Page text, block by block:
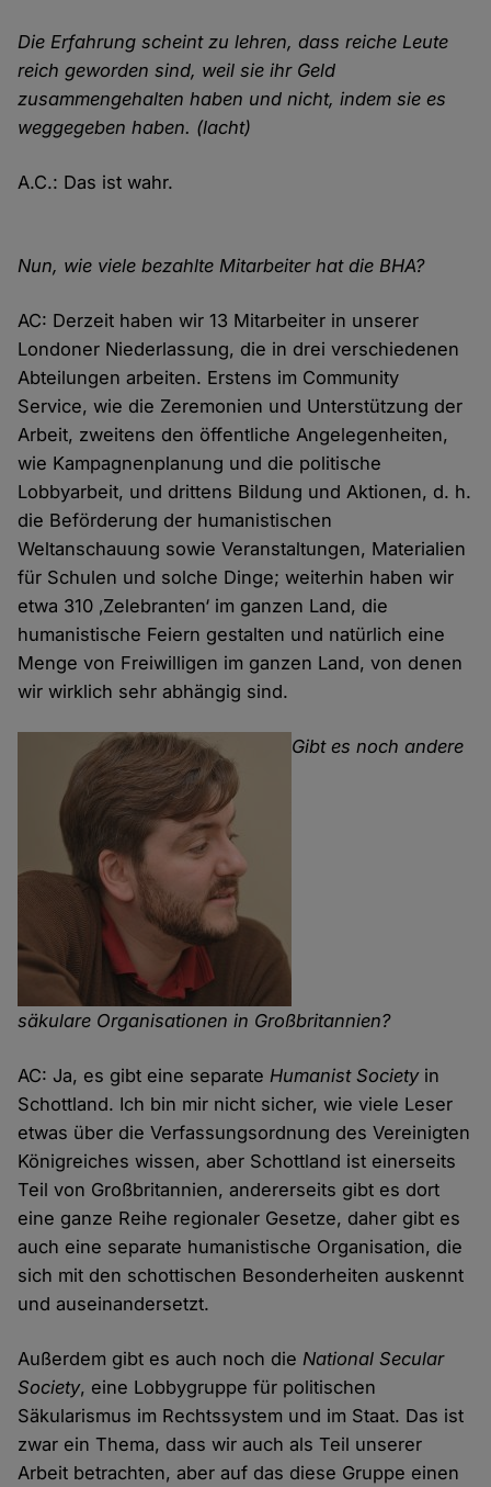
Die Erfahrung scheint zu lehren, dass reiche Leute
reich geworden sind, weil sie ihr Geld
zusammengehalten haben und nicht, indem sie es
weggegeben haben. (lacht)
A.C.: Das ist wahr.
Nun, wie viele bezahlte Mitarbeiter hat die BHA?
AC: Derzeit haben wir 13 Mitarbeiter in unserer
Londoner Niederlassung, die in drei verschiedenen
Abteilungen arbeiten. Erstens im Community
Service, wie die Zeremonien und Unterstützung der
Arbeit, zweitens den öffentliche Angelegenheiten,
wie Kampagnenplanung und die politische
Lobbyarbeit, und drittens Bildung und Aktionen, d. h.
die Beförderung der humanistischen
Weltanschauung sowie Veranstaltungen, Materialien
für Schulen und solche Dinge; weiterhin haben wir
etwa 310 ‚Zelebranten‘ im ganzen Land, die
humanistische Feiern gestalten und natürlich eine
Menge von Freiwilligen im ganzen Land, von denen
wir wirklich sehr abhängig sind.
Gibt es noch andere
säkulare Organisationen in Großbritannien?
AC: Ja, es gibt eine separateHumanist Societyin
Schottland. Ich bin mir nicht sicher, wie viele Leser
etwas über die Verfassungsordnung des Vereinigten
Königreiches wissen, aber Schottland ist einerseits
Teil von Großbritannien, andererseits gibt es dort
eine ganze Reihe regionaler Gesetze, daher gibt es
auch eine separate humanistische Organisation, die
sich mit den schottischen Besonderheiten auskennt
und auseinandersetzt.
Außerdem gibt es auch noch dieNational Secular
Society, eine Lobbygruppe für politischen
Säkularismus im Rechtssystem und im Staat. Das ist
zwar ein Thema, dass wir auch als Teil unserer
Arbeit betrachten, aber auf das diese Gruppe einen